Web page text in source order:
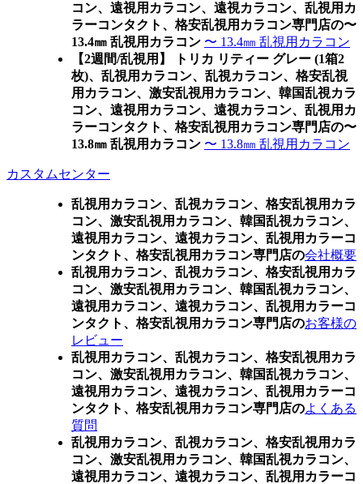
コン、遠視用カラコン、遠視カラコン、乱視用カ
ラーコンタクト、格安乱視用カラコン専門店の〜
13.4㎜ 乱視用カラコン 〜 13.4㎜ 乱視用カラコン
【2週間/乱視用】 トリカ リティー グレー (1箱2
枚)、乱視用カラコン、乱視カラコン、格安乱視
用カラコン、激安乱視用カラコン、韓国乱視カラ
コン、遠視用カラコン、遠視カラコン、乱視用カ
ラーコンタクト、格安乱視用カラコン専門店の〜
13.8㎜ 乱視用カラコン 〜 13.8㎜ 乱視用カラコン
カスタムセンター
乱視用カラコン、乱視カラコン、格安乱視用カラ
コン、激安乱視用カラコン、韓国乱視カラコン、
遠視用カラコン、遠視カラコン、乱視用カラーコ
ンタクト、格安乱視用カラコン専門店の会社概要
乱視用カラコン、乱視カラコン、格安乱視用カラ
コン、激安乱視用カラコン、韓国乱視カラコン、
遠視用カラコン、遠視カラコン、乱視用カラーコ
ンタクト、格安乱視用カラコン専門店のお客様の
レビュー
乱視用カラコン、乱視カラコン、格安乱視用カラ
コン、激安乱視用カラコン、韓国乱視カラコン、
遠視用カラコン、遠視カラコン、乱視用カラーコ
ンタクト、格安乱視用カラコン専門店のよくある
質問
乱視用カラコン、乱視カラコン、格安乱視用カラ
コン、激安乱視用カラコン、韓国乱視カラコン、
遠視用カラコン、遠視カラコン、乱視用カラーコ